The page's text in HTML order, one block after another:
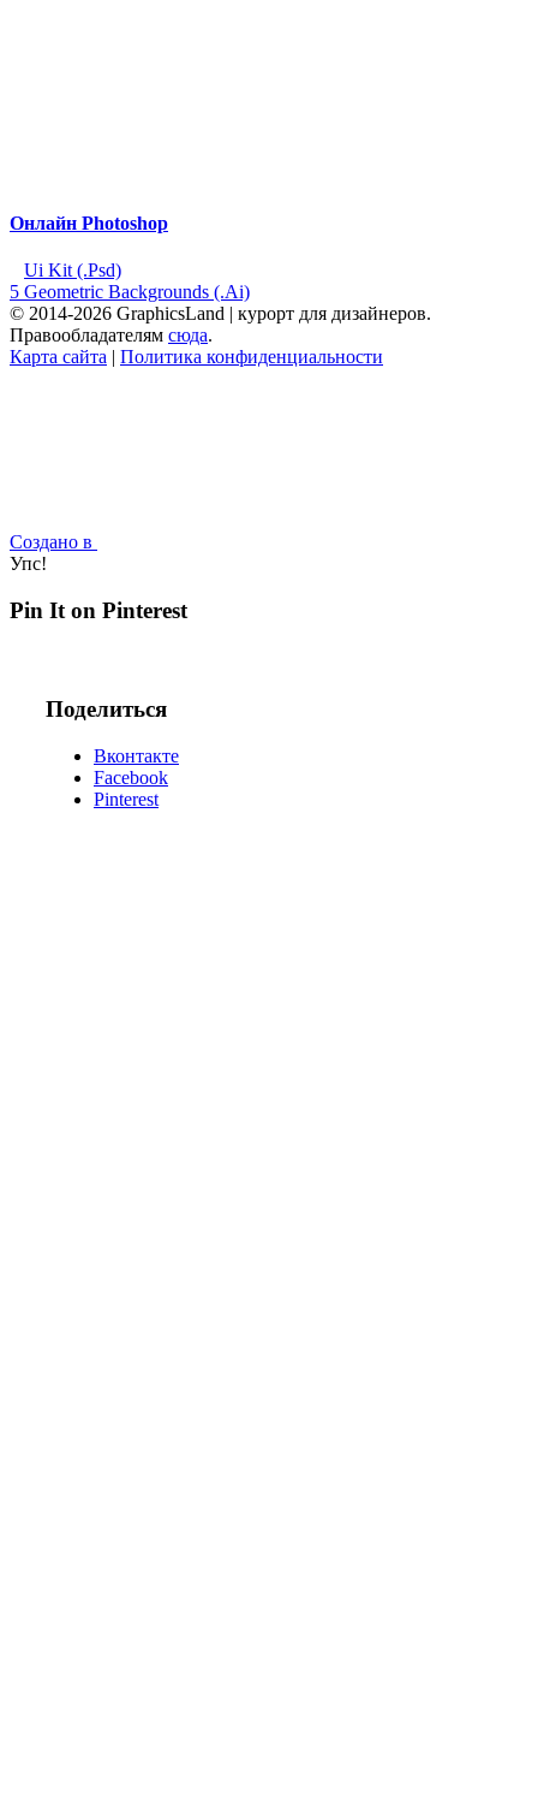
Онлайн Photoshop
Ui Kit (.Psd)
5 Geometric Backgrounds (.Ai)
© 2014-2026 GraphicsLand | курорт для дизайнеров.
Правообладателям сюда.
Карта сайта | Политика конфиденциальности
Создано в
Упс!
Pin It on Pinterest
Поделиться
Вконтакте
Facebook
Pinterest